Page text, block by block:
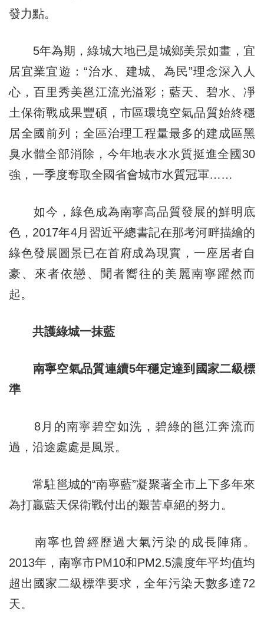
發力點。
5年為期，綠城大地已是城鄉美景如畫，宜
居宜業宜遊：“治水、建城、為民”理念深入人
心，百里秀美邕江流光溢彩；藍天、碧水、凈
土保衛戰成果豐碩，市區環境空氣品質始終穩
居全國前列；全區治理工程量最多的建成區黑
臭水體全部消除，今年地表水水質挺進全國30
強，一季度奪取全國省會城市水質冠軍……
如今，綠色成為南寧高品質發展的鮮明底
色，2017年4月習近平總書記在那考河畔描繪的
綠色發展圖景已在首府成為現實，一座居者自
豪、來者依戀、聞者嚮往的美麗南寧躍然而
起。
共護綠城一抹藍
南寧空氣品質連續5年穩定達到國家二級標
準
8月的南寧碧空如洗，碧綠的邕江奔流而
過，沿途處處是風景。
常駐邕城的“南寧藍”凝聚著全市上下多年來
為打贏藍天保衛戰付出的艱苦卓絕的努力。
南寧也曾經歷過大氣污染的成長陣痛。
2013年，南寧市PM10和PM2.5濃度年平均值均
超出國家二級標準要求，全年污染天數多達72
天。